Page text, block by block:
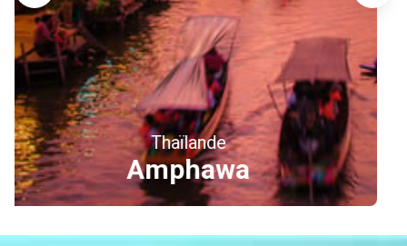
anciens et intacts de la planète. Une expérience accessible
à tous, à vivre en petit comité, dans le plus grand respect
de la nature.
Thaïlande
Ayutthaya